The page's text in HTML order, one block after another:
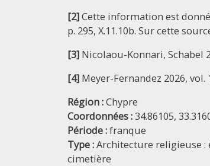
[2]Cette information est
p. 295, X.11.10b. Sur cette
[3] Nicolaou-Konnari, Schabel
[4] Meyer-Fernandez 2026, vol.
Région :Chypre
Coordonnées :34.86105,
Période :franque
Type :Architecture religieuse :
cimetière